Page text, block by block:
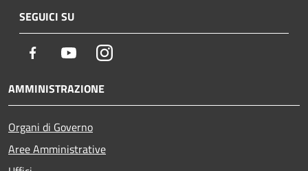
SEGUICI SU
Facebook YoutubeInstagram
AMMINISTRAZIONE
Organi di Governo
Aree Amministrative